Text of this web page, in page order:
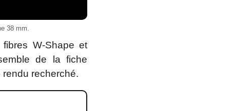
38 mm.
W-Shape et
de la fiche
recherché.